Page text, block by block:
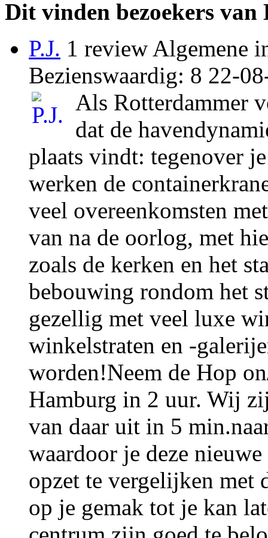
Dit vinden bezoekers van
P.J. 1 review Algemene
Bezienswaardig: 8 22-
Als Rotterdammer
dat de
plaats vindt: tegenover
werken de
veel overeenkomsten
van na de oorlog, met
zoals de kerken en het
bebouwing rondom het
gezellig met veel luxe
winkelstraten en -
worden!Neem de Hop
Hamburg in 2 uur. Wij
van daar uit in 5
waardoor je deze
opzet te vergelijken met
op je gemak tot je kan